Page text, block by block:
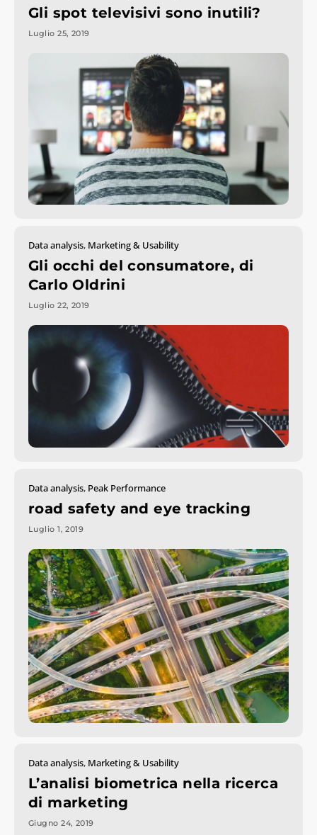
Gli spot televisivi sono inutili?
Luglio 25, 2019
Data analysis, Marketing & Usability
Gli occhi del consumatore, di
Carlo Oldrini
Luglio 22, 2019
Data analysis, Peak Performance
road safety and eye tracking
Luglio 1, 2019
Data analysis, Marketing & Usability
L’analisi biometrica nella ricerca
di marketing
Giugno 24, 2019